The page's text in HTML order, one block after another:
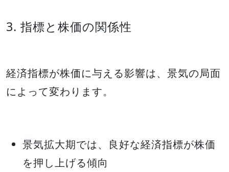
3. 指標と株価の関係性
経済指標が株価に与える影響は、景気の局面
によって変わります。
景気拡大期では、良好な経済指標が株価
を押し上げる傾向